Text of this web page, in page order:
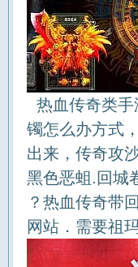
热血传奇类
镯怎么办方式
出来，传奇攻
黑色恶蛆.回城
？热血传奇带
网站．需要祖